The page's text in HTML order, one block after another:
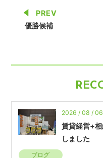
PREV
優勝候補
2026 / 08 / 06
賃貸経営+
しました
ブログ